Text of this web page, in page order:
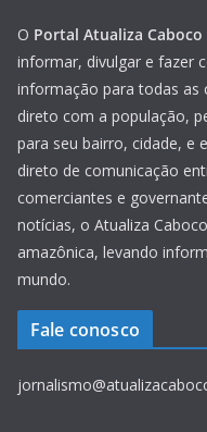
O Portal Atualiza Caboco
informar, divulgar e fazer
informação para todas as
direto com a população,
para seu bairro, cidade, e
direto de comunicação
comerciantes e
notícias, o Atualiza
amazônica, levando
mundo.
Fale conosco